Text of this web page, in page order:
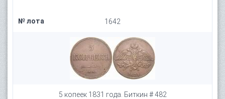
№ лота 1642
5 копеек 1831 года. Биткин # 482